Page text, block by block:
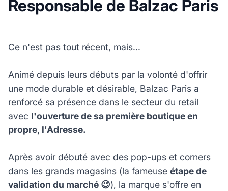
Responsable de Balzac Paris
Ce n'est pas tout récent, mais...
Animé depuis leurs débuts par la volonté d'offrir
une mode durable et désirable, Balzac Paris a
renforcé sa présence dans le secteur du retail
avec l'ouverture de sa première boutique en
propre, l'Adresse.
Après avoir débuté avec des pop-ups et corners
dans les grands magasins (la fameuse étape de
validation du marché 😉), la marque s'offre en